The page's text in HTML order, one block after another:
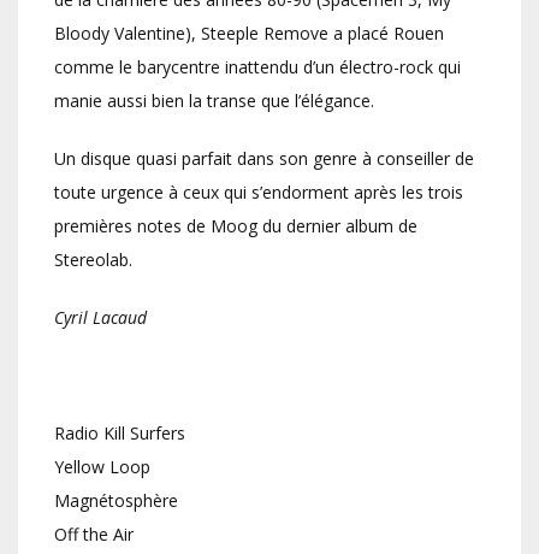
Bloody Valentine), Steeple Remove a placé Rouen
comme le barycentre inattendu d’un électro-rock qui
manie aussi bien la transe que l’élégance.
Un disque quasi parfait dans son genre à conseiller de
toute urgence à ceux qui s’endorment après les trois
premières notes de Moog du dernier album de
Stereolab.
Cyril Lacaud
Radio Kill Surfers
Yellow Loop
Magnétosphère
Off the Air